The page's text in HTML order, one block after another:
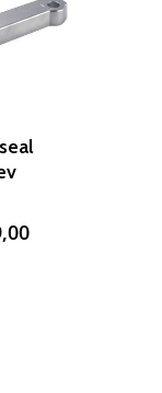
reparation